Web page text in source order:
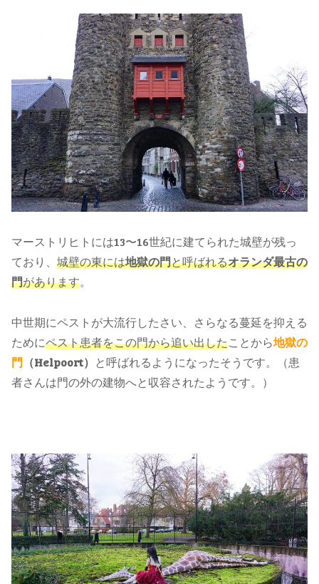
マーストリヒトには13〜16世紀に建てられた城壁が残っ
ており、 城壁の東には地獄の門と呼ばれるオランダ最古の
門があります。
中世期にペストが大流行したさい、さらなる蔓延を抑える
ためにペスト患者をこの門から追い出したことから地獄の
門 （Helpoort） と呼ばれるようになったそうです。（患
者さんは門の外の建物へと収容されたようです。）